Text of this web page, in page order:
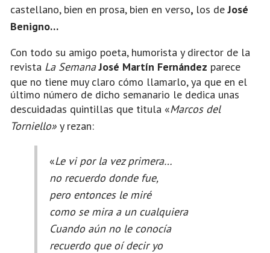
castellano, bien en prosa, bien en verso, los deJosé
Benigno…
Con todo su amigo poeta, humorista y director de la
revista La Semana José Martín Fernández parece
que no tiene muy claro cómo llamarlo, ya que en el
último número de dicho semanario le dedica unas
descuidadas quintillas que titula «Marcos del
Torniello» y rezan:
«Le vi por la vez primera…
no recuerdo donde fue,
pero entonces le miré
como se mira a un cualquiera
Cuando aún no le conocía
recuerdo que oí decir yo